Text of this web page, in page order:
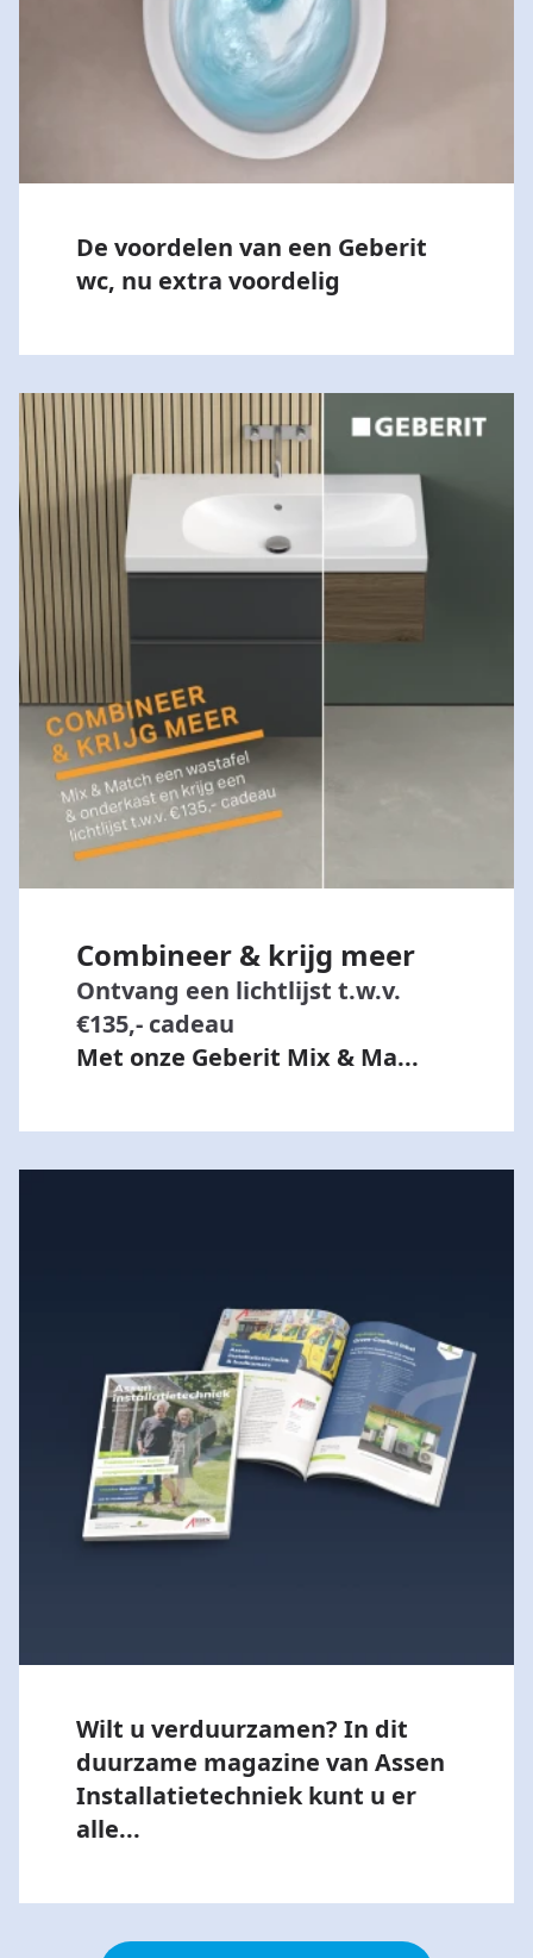
De voordelen van een Geberit
wc, nu extra voordelig
Combineer & krijg meer
Ontvang een lichtlijst t.w.v.
€135,- cadeau
Met onze Geberit Mix & Ma...
Wilt u verduurzamen? In dit
duurzame magazine van Assen
Installatietechniek kunt u er
alle...